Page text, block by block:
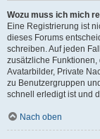
Wozu muss ich mich
Eine Registrierung ist
dieses Forums
schreiben. Auf jeden
zusätzliche Funktionen,
Avatarbilder, Private
zu Benutzergruppen
schnell erledigt ist und
Nach oben